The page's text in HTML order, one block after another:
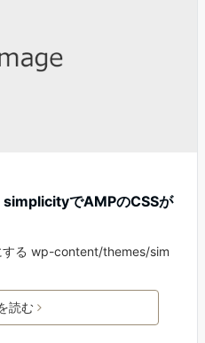
でAMPのCSSが
する wp-content/themes/sim
読む